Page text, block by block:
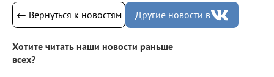
← Вернуться к новостям Другие новости в
Хотите читать наши новости раньше
всех?